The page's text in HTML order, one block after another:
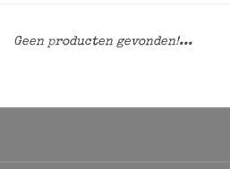
Geen producten gevonden!...